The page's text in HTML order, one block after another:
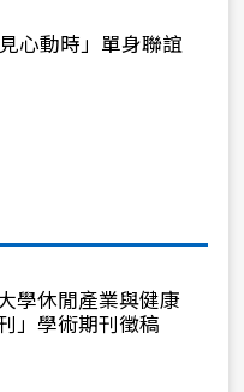
心動時」單身聯誼
學休閒產業與健康
」學術期刊徵稿